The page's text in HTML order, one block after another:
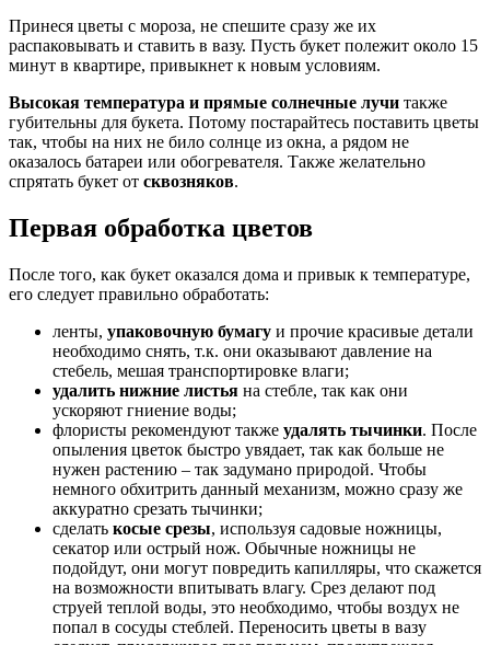
Принеся цветы с мороза, не спешите сразу же их
распаковывать и ставить в вазу. Пусть букет полежит около 15
минут в квартире, привыкнет к новым условиям.
Высокая температура и прямые солнечные лучи также
губительны для букета. Потому постарайтесь поставить цветы
так, чтобы на них не било солнце из окна, а рядом не
оказалось батареи или обогревателя. Также желательно
спрятать букет от сквозняков.
Первая обработка цветов
После того, как букет оказался дома и привык к температуре,
его следует правильно обработать:
ленты, упаковочную бумагу и прочие красивые детали
необходимо снять, т.к. они оказывают давление на
стебель, мешая транспортировке влаги;
удалить нижние листья на стебле, так как они
ускоряют гниение воды;
флористы рекомендуют также удалять тычинки. После
опыления цветок быстро увядает, так как больше не
нужен растению – так задумано природой. Чтобы
немного обхитрить данный механизм, можно сразу же
аккуратно срезать тычинки;
сделать косые срезы, используя садовые ножницы,
секатор или острый нож. Обычные ножницы не
подойдут, они могут повредить капилляры, что скажется
на возможности впитывать влагу. Срез делают под
струей теплой воды, это необходимо, чтобы воздух не
попал в сосуды стеблей. Переносить цветы в вазу